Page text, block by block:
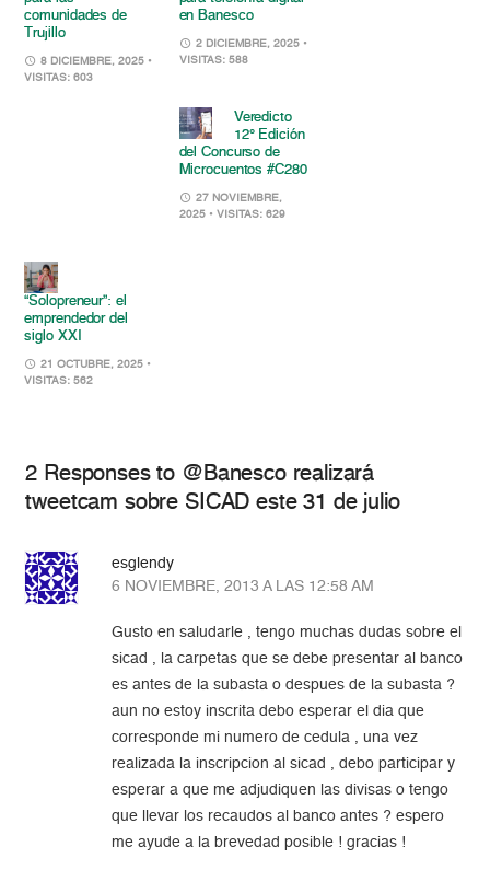
comunidades de
Trujillo
8 DICIEMBRE, 2025 •
VISITAS: 603
en Banesco
2 DICIEMBRE, 2025 •
VISITAS: 588
Veredicto
12° Edición
del Concurso de
Microcuentos #C280
27 NOVIEMBRE,
2025 • VISITAS: 629
“Solopreneur”: el
emprendedor del
siglo XXI
21 OCTUBRE, 2025 •
VISITAS: 562
2 Responses to @Banesco realizará
tweetcam sobre SICAD este 31 de julio
esglendy
6 NOVIEMBRE, 2013 A LAS 12:58 AM
Gusto en saludarle , tengo muchas dudas sobre el
sicad , la carpetas que se debe presentar al banco
es antes de la subasta o despues de la subasta ?
aun no estoy inscrita debo esperar el dia que
corresponde mi numero de cedula , una vez
realizada la inscripcion al sicad , debo participar y
esperar a que me adjudiquen las divisas o tengo
que llevar los recaudos al banco antes ? espero
me ayude a la brevedad posible ! gracias !